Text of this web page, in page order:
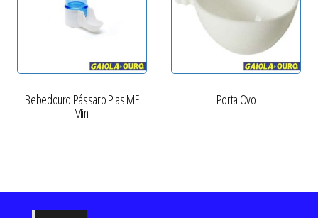
Bebedouro Pássaro Plas MF
Mini
Porta Ovo